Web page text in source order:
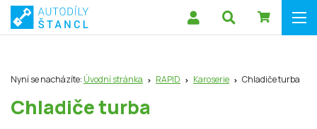
Nyní se nacházíte: Úvodní stránka RAPID Karoserie Chladiče turba
Chladiče turba